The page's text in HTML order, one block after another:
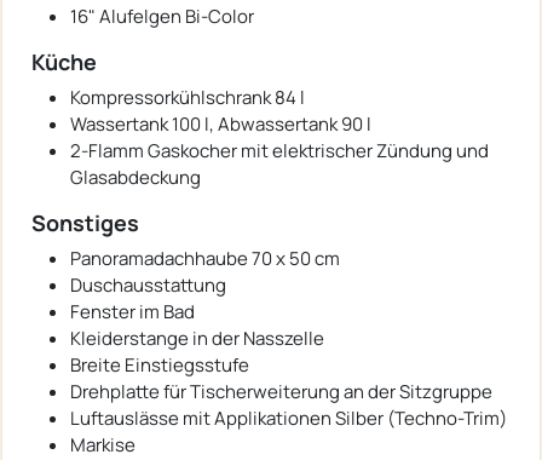
16" Alufelgen Bi-Color
Küche
Kompressorkühlschrank 84 l
Wassertank 100 l, Abwassertank 90 l
2-Flamm Gaskocher mit elektrischer Zündung und
Glasabdeckung
Sonstiges
Panoramadachhaube 70 x 50 cm
Duschausstattung
Fenster im Bad
Kleiderstange in der Nasszelle
Breite Einstiegsstufe
Drehplatte für Tischerweiterung an der Sitzgruppe
Luftauslässe mit Applikationen Silber (Techno-Trim)
Markise